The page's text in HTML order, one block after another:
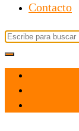
Contacto